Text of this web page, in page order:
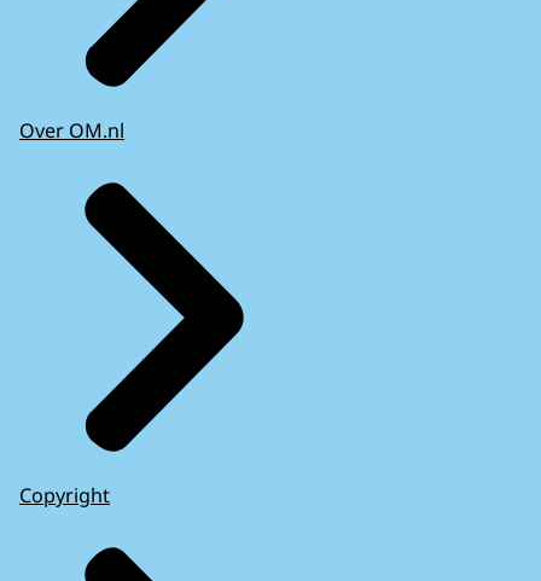
Over OM.nl
Copyright